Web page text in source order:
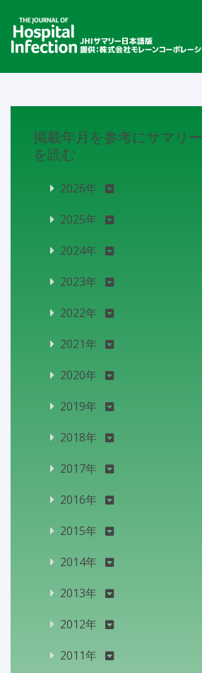
掲載年月を参考にサマリー
を読む
2026年
2025年
2024年
2023年
2022年
2021年
2020年
2019年
2018年
2017年
2016年
2015年
2014年
2013年
2012年
2011年